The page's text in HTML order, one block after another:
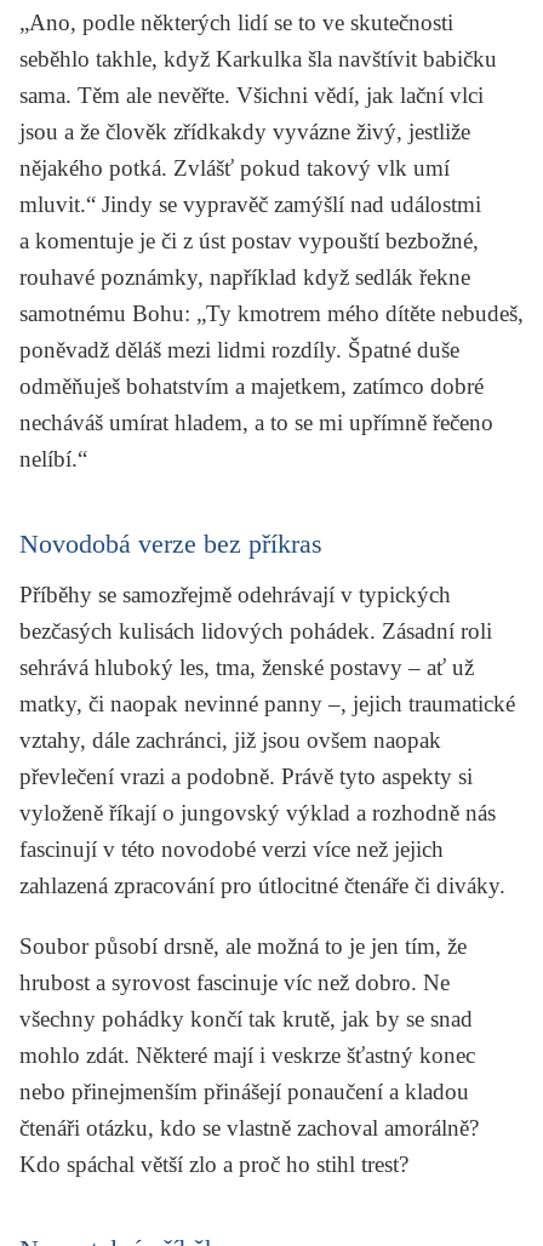
„Ano, podle některých lidí se to ve skutečnosti
seběhlo takhle, když Karkulka šla navštívit babičku
sama. Těm ale nevěřte. Všichni vědí, jak lační vlci
jsou a že člověk zřídkakdy vyvázne živý, jestliže
nějakého potká. Zvlášť pokud takový vlk umí
mluvit.“ Jindy se vypravěč zamýšlí nad událostmi
a komentuje je či z úst postav vypouští bezbožné,
rouhavé poznámky, například když sedlák řekne
samotnému Bohu: „Ty kmotrem mého dítěte nebudeš,
poněvadž děláš mezi lidmi rozdíly. Špatné duše
odměňuješ bohatstvím a majetkem, zatímco dobré
necháváš umírat hladem, a to se mi upřímně řečeno
nelíbí.“
Novodobá verze bez příkras
Příběhy se samozřejmě odehrávají v typických
bezčasých kulisách lidových pohádek. Zásadní roli
sehrává hluboký les, tma, ženské postavy – ať už
matky, či naopak nevinné panny –, jejich traumatické
vztahy, dále zachránci, již jsou ovšem naopak
převlečení vrazi a podobně. Právě tyto aspekty si
vyloženě říkají o jungovský výklad a rozhodně nás
fascinují v této novodobé verzi více než jejich
zahlazená zpracování pro útlocitné čtenáře či diváky.
Soubor působí drsně, ale možná to je jen tím, že
hrubost a syrovost fascinuje víc než dobro. Ne
všechny pohádky končí tak krutě, jak by se snad
mohlo zdát. Některé mají i veskrze šťastný konec
nebo přinejmenším přinášejí ponaučení a kladou
čtenáři otázku, kdo se vlastně zachoval amorálně?
Kdo spáchal větší zlo a proč ho stihl trest?